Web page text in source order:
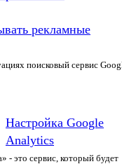
рекламные
поисковый сервис
Настройка Google
Analytics
- это сервис, который будет